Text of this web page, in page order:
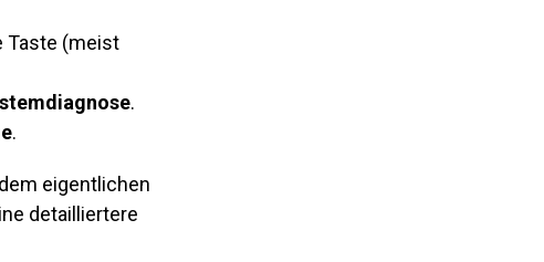
Taste (meist
.
.
eigentlichen
detailliertere